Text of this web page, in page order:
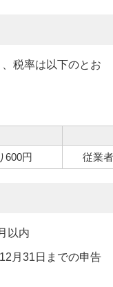
税率は以下のとお
600円
従業
以内
月31日までの申告